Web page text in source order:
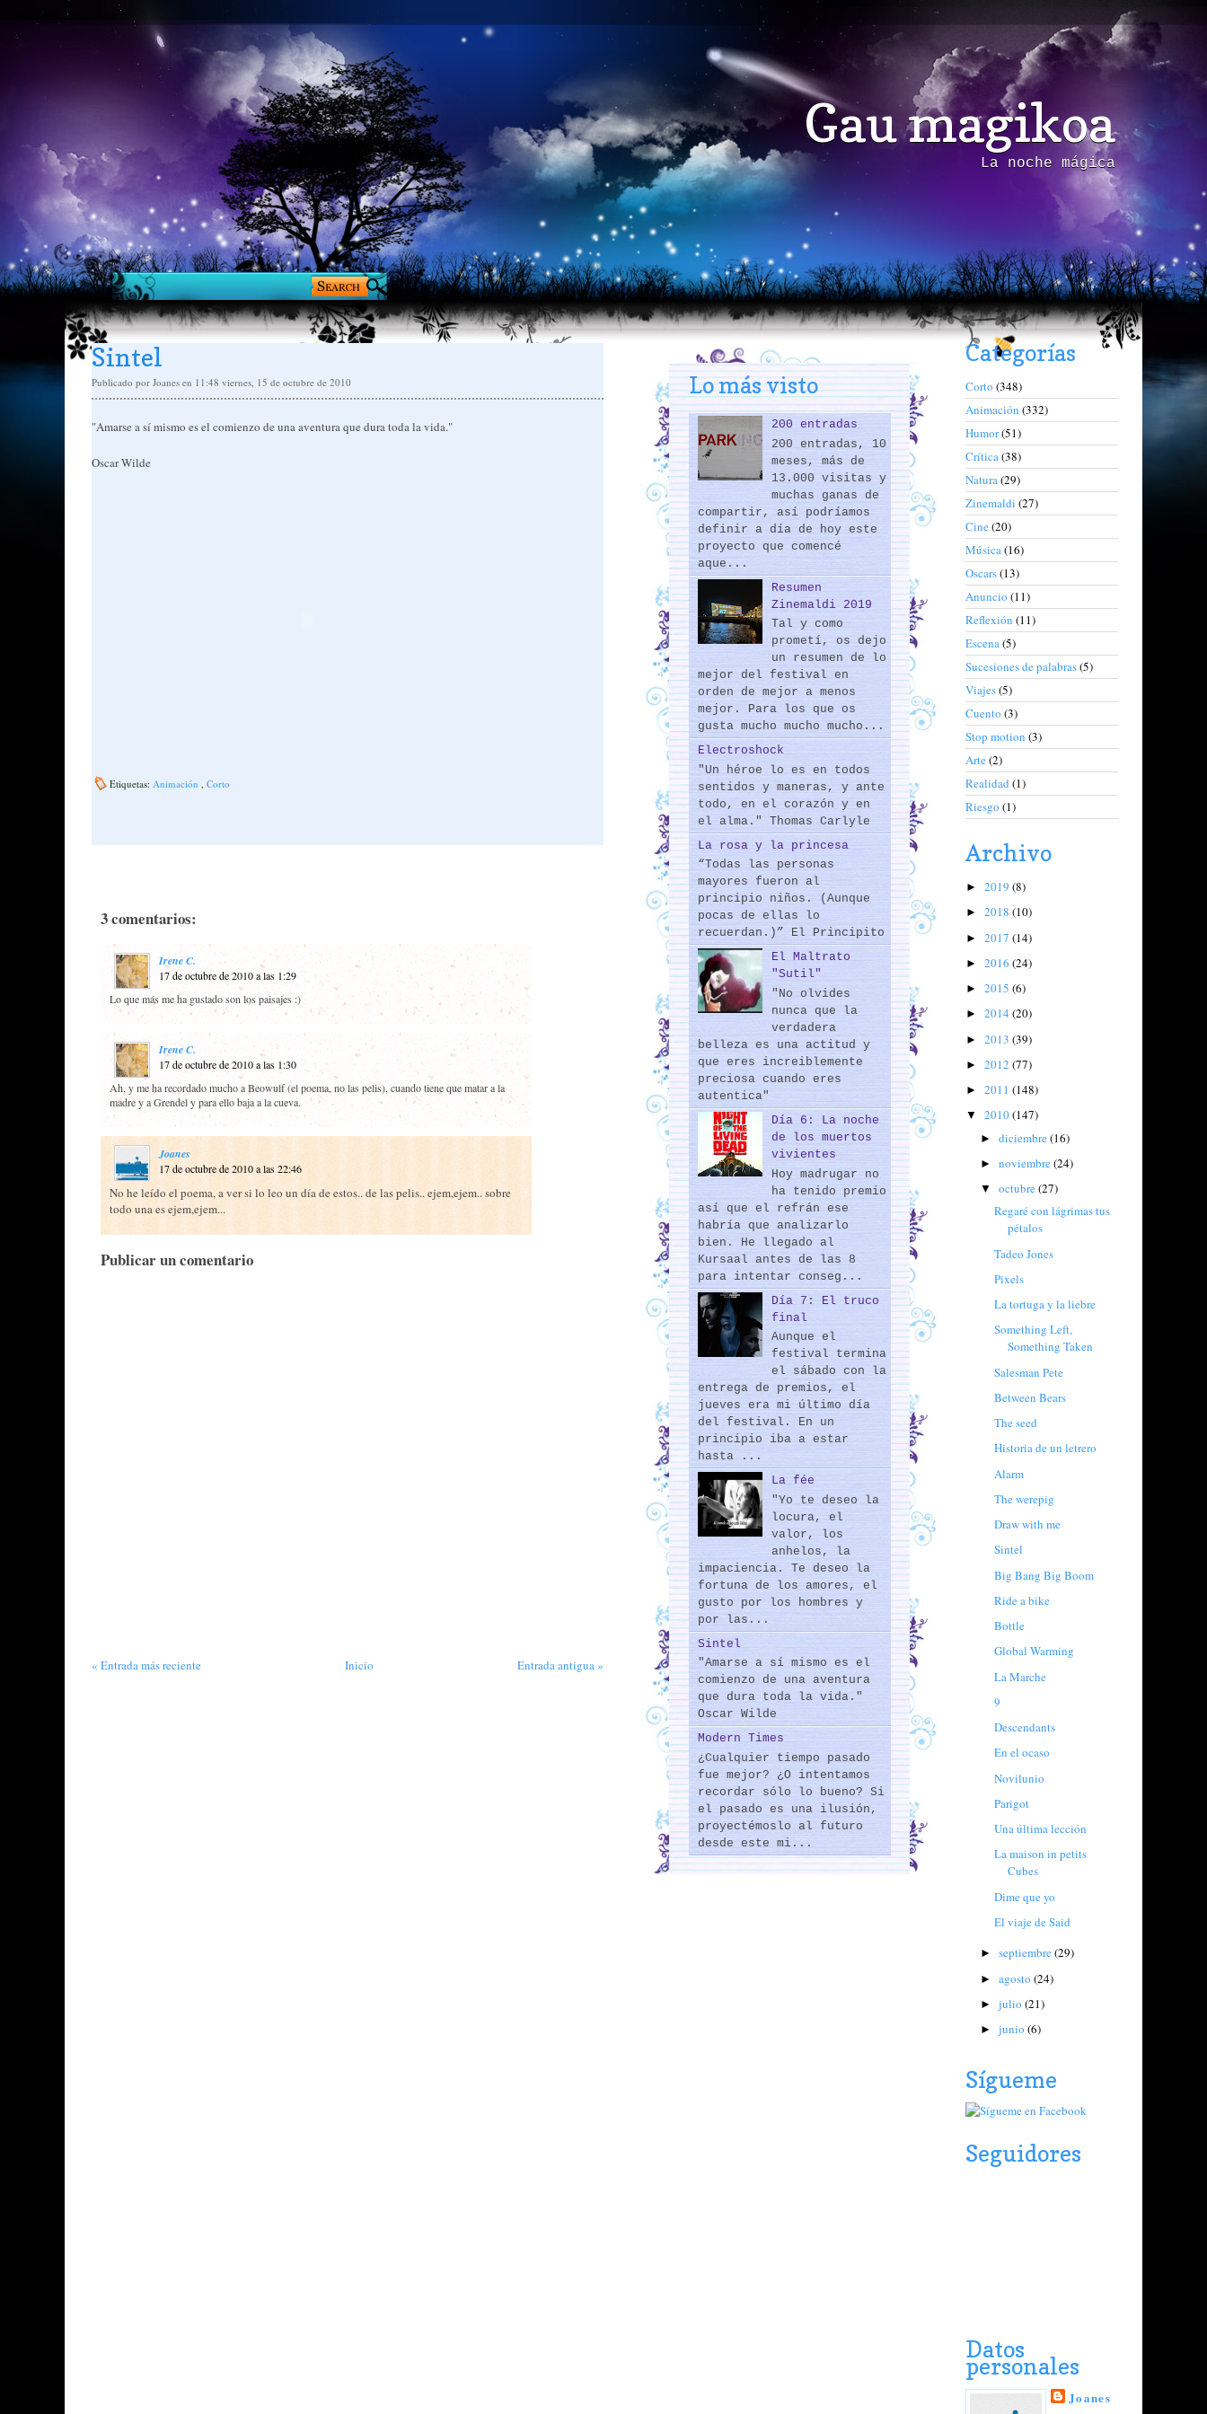
Gau magikoa
La noche mágica
Sintel
Publicado por Joanes en 11:48 viernes, 15 de octubre de 2010
"Amarse a sí mismo es el comienzo de una aventura que dura toda la vida."
Oscar Wilde
Etiquetas: Animación Corto
3 comentarios:
Irene C.
17 de octubre de 2010 a las 1:29
Lo que más me ha gustado son los paisajes :)
Irene C.
17 de octubre de 2010 a las 1:30
Ah, y me ha recordado mucho a Beowulf (el poema, no las pelis), cuando tiene que matar a la
madre y a Grendel y para ello baja a la cueva.
Joanes
17 de octubre de 2010 a las 22:46
No he leído el poema, a ver si lo leo un día de estos.. de las pelis.. ejem,ejem.. sobre
todo una es ejem,ejem...
Publicar un comentario
« Entrada más reciente Entrada antigua »
Inicio
Lo más visto
200 entradas
200 entradas, 10
meses, más de
13.000 visitas y
muchas ganas de
compartir, así podríamos
definir a día de hoy este
proyecto que comencé
aque...
Resumen
Zinemaldi 2019
Tal y como
prometí, os dejo
un resumen de lo
mejor del festival en
orden de mejor a menos
mejor. Para los que os
gusta mucho mucho mucho...
Electroshock
"Un héroe lo es en todos
sentidos y maneras, y ante
todo, en el corazón y en
el alma." Thomas Carlyle
La rosa y la princesa
“Todas las personas
mayores fueron al
principio niños. (Aunque
pocas de ellas lo
recuerdan.)” El Principito
El Maltrato
"Sutil"
"No olvides
nunca que la
verdadera
belleza es una actitud y
que eres increiblemente
preciosa cuando eres
autentica"
Día 6: La noche
de los muertos
vivientes
Hoy madrugar no
ha tenido premio
así que el refrán ese
habría que analizarlo
bien. He llegado al
Kursaal antes de las 8
para intentar conseg...
Día 7: El truco
final
Aunque el
festival termina
el sábado con la
entrega de premios, el
jueves era mi último día
del festival. En un
principio iba a estar
hasta ...
La fée
"Yo te deseo la
locura, el
valor, los
anhelos, la
impaciencia. Te deseo la
fortuna de los amores, el
gusto por los hombres y
por las...
Sintel
"Amarse a sí mismo es el
comienzo de una aventura
que dura toda la vida."
Oscar Wilde
Modern Times
¿Cualquier tiempo pasado
fue mejor? ¿O intentamos
recordar sólo lo bueno? Si
el pasado es una ilusión,
proyectémoslo al futuro
desde este mi...
Categorías
Corto (348)
Animación (332)
Humor(51)
Crítica(38)
Natura(29)
Zinemaldi (27)
Cine(20)
Música(16)
Oscars(13)
Anuncio (11)
Reflexión (11)
Escena(5)
Sucesiones de palabras(5)
Viajes(5)
Cuento (3)
Stop motion (3)
Arte(2)
Realidad (1)
Riesgo (1)
Archivo
► 2019 (8)
► 2018 (10)
► 2017 (14)
► 2016 (24)
► 2015 (6)
► 2014 (20)
► 2013 (39)
► 2012 (77)
► 2011 (148)
▼ 2010(147)
► diciembre(16)
► noviembre(24)
▼ octubre(27)
Regaré con lágrimas tus
pétalos
Tadeo Jones
Pixels
La tortuga y la liebre
Something Left,
Something Taken
Salesman Pete
Between Bears
The seed
Historia de un letrero
Alarm
The werepig
Draw with me
Sintel
Big Bang Big Boom
Ride a bike
Bottle
Global Warming
La Marche
9
Descendants
En el ocaso
Novilunio
Parigot
Una última lección
La maison in petits
Cubes
Dime que yo
El viaje de Said
► septiembre(29)
► agosto (24)
► julio (21)
► junio (6)
Sígueme
Seguidores
Datos
personales
Joanes